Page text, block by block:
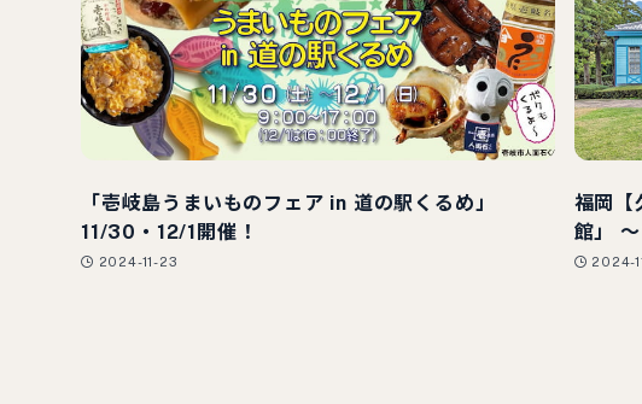
「壱岐島うまいものフェア in 道の駅くるめ」
11/30・12/1開催！
2024-11-23
福岡【
館」
2024-